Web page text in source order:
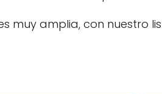
muy amplia, con nuestro